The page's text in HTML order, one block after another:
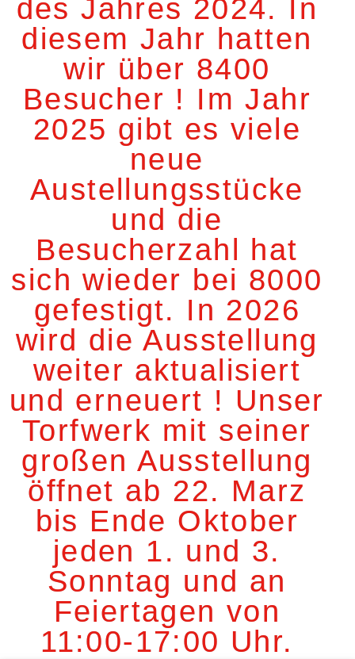
des Jahres 2024. In
diesem Jahr hatten
wir über 8400
Besucher ! Im Jahr
2025 gibt es viele
neue
Austellungsstücke
und die
Besucherzahl hat
sich wieder bei 8000
gefestigt. In 2026
wird die Ausstellung
weiter aktualisiert
und erneuert ! Unser
Torfwerk mit seiner
großen Ausstellung
öffnet ab 22. Marz
bis Ende Oktober
jeden 1. und 3.
Sonntag und an
Feiertagen von
11:00-17:00 Uhr.